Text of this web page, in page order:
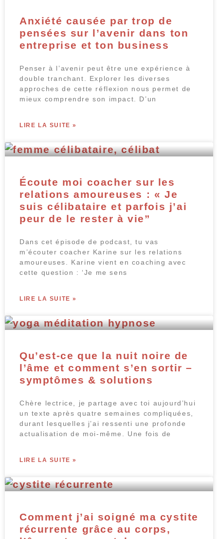
Anxiété causée par trop de
pensées sur l’avenir dans ton
entreprise et ton business
Penser à l’avenir peut être une expérience à
double tranchant. Explorer les diverses
approches de cette réflexion nous permet de
mieux comprendre son impact. D’un
LIRE LA SUITE »
Écoute moi coacher sur les
relations amoureuses : « Je
suis célibataire et parfois j’ai
peur de le rester à vie”
Dans cet épisode de podcast, tu vas
m’écouter coacher Karine sur les relations
amoureuses. Karine vient en coaching avec
cette question : ‘Je me sens
LIRE LA SUITE »
Qu’est-ce que la nuit noire de
l’âme et comment s’en sortir –
symptômes & solutions
Chère lectrice, je partage avec toi aujourd’hui
un texte après quatre semaines compliquées,
durant lesquelles j’ai ressenti une profonde
actualisation de moi-même. Une fois de
LIRE LA SUITE »
Comment j’ai soigné ma cystite
récurrente grâce au corps,